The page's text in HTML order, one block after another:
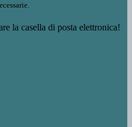
la casella di posta elettronica!